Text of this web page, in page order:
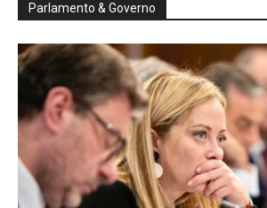
Parlamento & Governo